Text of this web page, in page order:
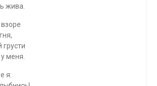
грусти
я: